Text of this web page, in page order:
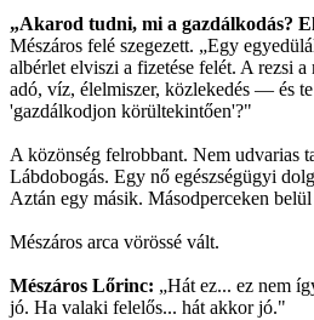
„Akarod tudni, mi a gazdálkodás?
Mészáros felé szegezett. „Egy
albérlet elviszi a fizetése felét. A rezsi
adó, víz, élelmiszer, közlekedés — és
'gazdálkodjon körültekintően'?"
A közönség felrobbant. Nem udvarias
Lábdobogás. Egy nő egészségügyi
Aztán egy másik. Másodperceken
Mészáros arca vörössé vált.
Mészáros Lőrinc: „Hát ez... ez nem
jó. Ha valaki felelős... hát akkor jó."